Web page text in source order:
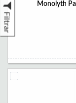
Filtrar
Monolyth